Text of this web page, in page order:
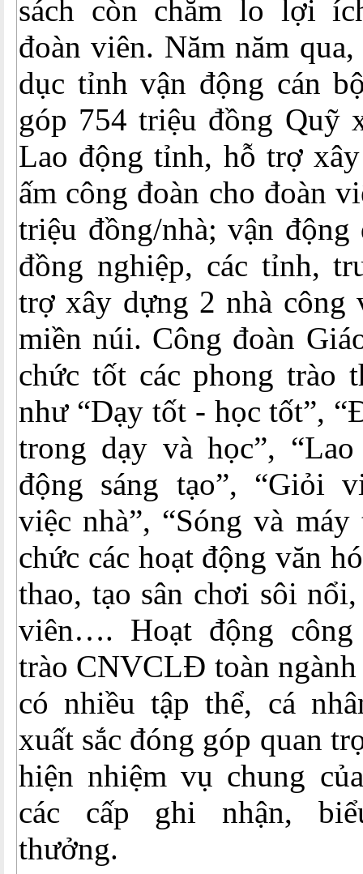
sách còn chăm lo lợi
đoàn viên. Năm năm
dục tỉnh vận động cán
góp 754 triệu đồng Quỹ
Lao động tỉnh, hỗ trợ
ấm công đoàn cho đoàn
triệu đồng/nhà; vận
đồng nghiệp, các tỉnh,
trợ xây dựng 2 nhà công
miền núi. Công đoàn
chức tốt các phong trào
như “Dạy tốt - học tốt”,
trong dạy và học”,
động sáng tạo”, “Giỏi
việc nhà”, “Sóng và
chức các hoạt động văn
thao, tạo sân chơi sôi
viên…. Hoạt động công
trào CNVCLĐ toàn
có nhiều tập thể, cá
xuất sắc đóng góp quan
hiện nhiệm vụ chung
các cấp ghi nhận,
thưởng.